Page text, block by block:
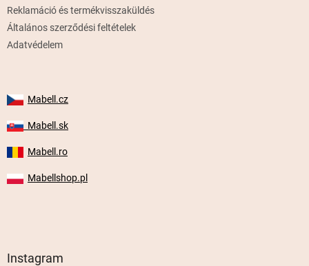
Reklamáció és termékvisszaküldés
Általános szerződési feltételek
Adatvédelem
Mabell.cz
Mabell.sk
Mabell.ro
Mabellshop.pl
Instagram